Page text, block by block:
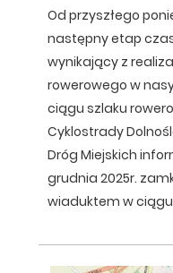
Od przyszłego
następny etap
wynikający z
rowerowego w
ciągu szlaku
Cyklostrady
Dróg Miejskich
grudnia 2025r.
wiaduktem w ciągu